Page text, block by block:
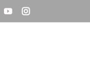
YouTubeInstagram